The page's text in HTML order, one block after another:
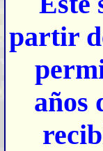
partir
años